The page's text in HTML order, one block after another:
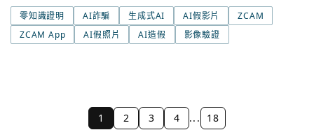
零知識證明 AI詐騙 生成式AI AI假影片
ZCAM
ZCAM App
AI假照片 AI造假 影像驗證
1 2 3 4 ... 18